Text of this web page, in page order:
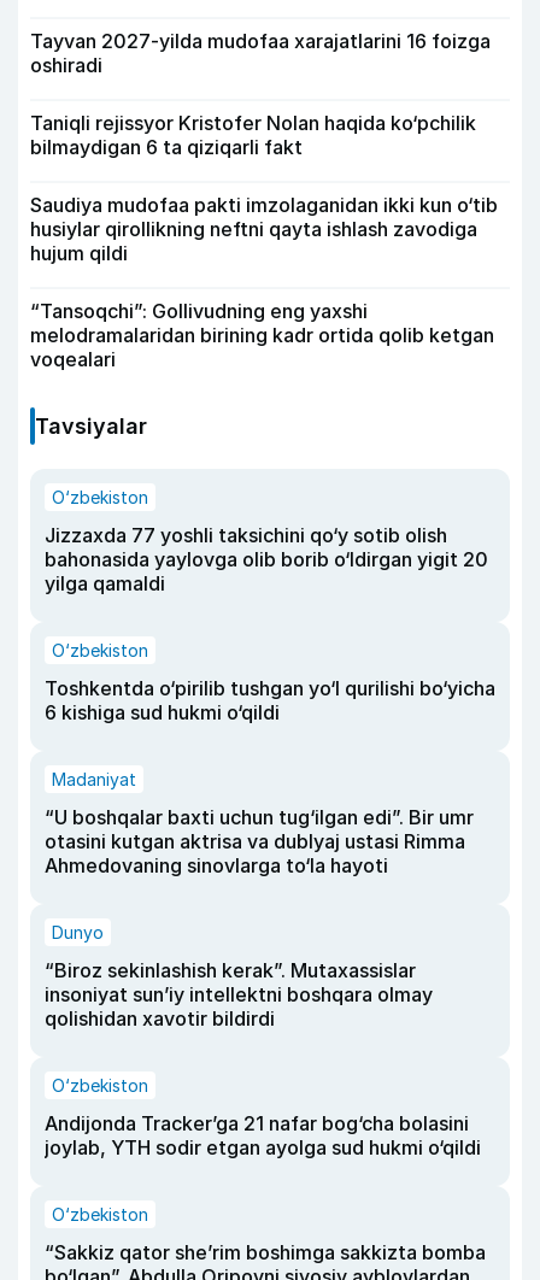
Tayvan 2027-yilda mudofaa xarajatlarini 16 foizga
oshiradi
Taniqli rejissyor Kristofer Nolan haqida ko‘pchilik
bilmaydigan 6 ta qiziqarli fakt
Saudiya mudofaa pakti imzolaganidan ikki kun o‘tib
husiylar qirollikning neftni qayta ishlash zavodiga
hujum qildi
“Tansoqchi”: Gollivudning eng yaxshi
melodramalaridan birining kadr ortida qolib ketgan
voqealari
Tavsiyalar
O‘zbekiston
Jizzaxda 77 yoshli taksichini qo‘y sotib olish
bahonasida yaylovga olib borib o‘ldirgan yigit 20
yilga qamaldi
O‘zbekiston
Toshkentda o‘pirilib tushgan yo‘l qurilishi bo‘yicha
6 kishiga sud hukmi o‘qildi
Madaniyat
“U boshqalar baxti uchun tug‘ilgan edi”. Bir umr
otasini kutgan aktrisa va dublyaj ustasi Rimma
Ahmedovaning sinovlarga to‘la hayoti
Dunyo
“Biroz sekinlashish kerak”. Mutaxassislar
insoniyat sun’iy intellektni boshqara olmay
qolishidan xavotir bildirdi
O‘zbekiston
Andijonda Tracker’ga 21 nafar bog‘cha bolasini
joylab, YTH sodir etgan ayolga sud hukmi o‘qildi
O‘zbekiston
“Sakkiz qator she’rim boshimga sakkizta bomba